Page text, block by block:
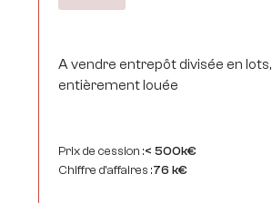
A vendre entrepôt divisée en lots,
entièrement louée
Prix de cession :< 500k€
Chiffre d’affaires :76 k€